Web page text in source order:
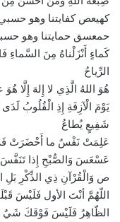
كهيعص كفايتنا وهو
حمعسق حمايتنا وهو
كَماءٍ أَنْزَلْناهُ مِنَ السَّماءِ
الرِّياحُ
هُوَ اللهُ الَّذِي لا إِلهَ إِلَّا
يَوْمَ الْآزِفَةِ إِذِ الْقُلُوبُ
شَفِيعٍ يُطاعُ
عَلِمَتْ نَفْسٌ ما أَحْضَرَتْ فَلا
عَسْعَسَ وَالصُّبْحِ إِذا تَنَفَّسَ
ص وَالْقُرْآنِ ذِي الذِّكْرِ بَلِ
اللّهُمَّ أنْتَ الأول فَلَيْسَ
الظّاهِرُ فَلَيْسَ فَوْقَكَ شَيٌ